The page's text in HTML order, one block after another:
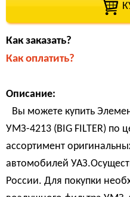
Как заказать?
Как оплатить?
Описание:
Вы можете купить
УМЗ-4213 (BIG FILTЕR) по
ассортимент
автомобилей
России. Для покупки